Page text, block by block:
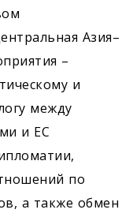
Азия–
–
и
между
и ЕС
по
а также обмен